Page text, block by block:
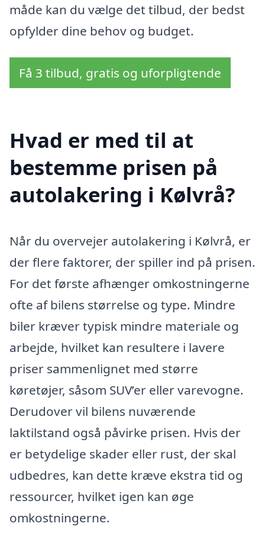
måde kan du vælge det tilbud, der bedst
opfylder dine behov og budget.
Få 3 tilbud, gratis og uforpligtende
Hvad er med til at
bestemme prisen på
autolakering i Kølvrå?
Når du overvejer autolakering i Kølvrå, er
der flere faktorer, der spiller ind på prisen.
For det første afhænger omkostningerne
ofte af bilens størrelse og type. Mindre
biler kræver typisk mindre materiale og
arbejde, hvilket kan resultere i lavere
priser sammenlignet med større
køretøjer, såsom SUV’er eller varevogne.
Derudover vil bilens nuværende
laktilstand også påvirke prisen. Hvis der
er betydelige skader eller rust, der skal
udbedres, kan dette kræve ekstra tid og
ressourcer, hvilket igen kan øge
omkostningerne.